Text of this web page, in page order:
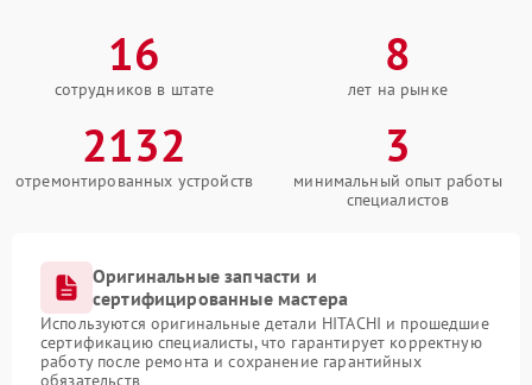
16
сотрудников в штате
8
лет на рынке
2132
отремонтированных устройств
3
минимальный опыт работы
специалистов
Оригинальные запчасти и
сертифицированные мастера
Используются оригинальные детали HITACHI и прошедшие
сертификацию специалисты, что гарантирует корректную
работу после ремонта и сохранение гарантийных
обязательств